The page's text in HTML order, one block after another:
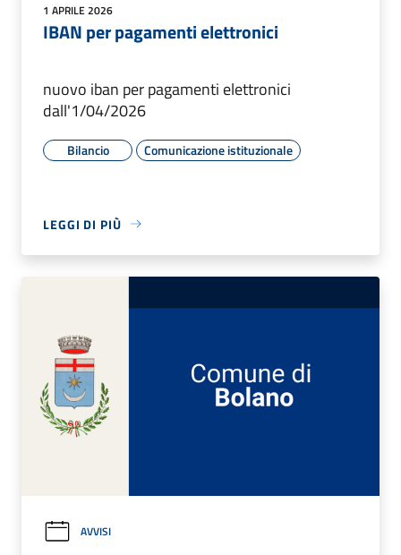
1 APRILE 2026
IBAN per pagamenti elettronici
nuovo iban per pagamenti elettronici
dall'1/04/2026
Bilancio Comunicazione istituzionale
LEGGI DI PIÙ
AVVISI